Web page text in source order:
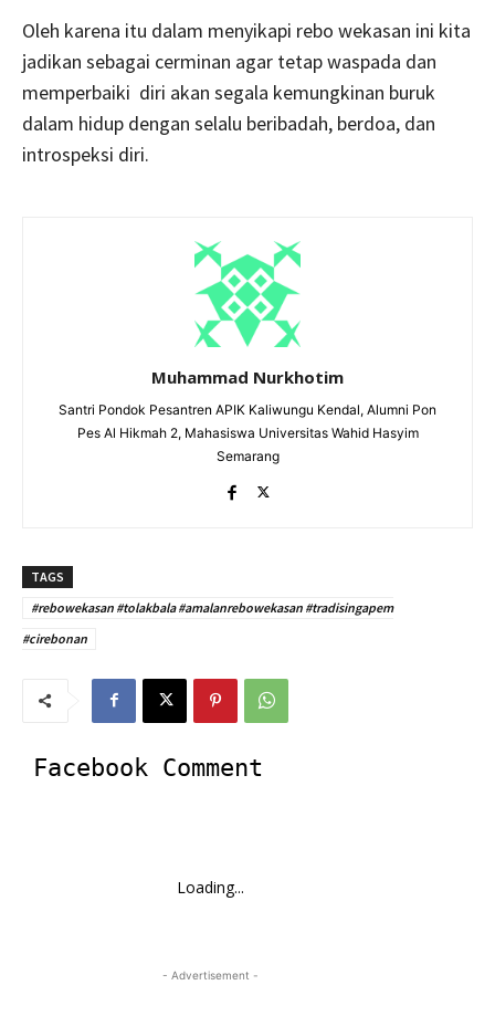
Oleh karena itu dalam menyikapi rebo wekasan ini kita
jadikan sebagai cerminan agar tetap waspada dan
memperbaiki diri akan segala kemungkinan buruk
dalam hidup dengan selalu beribadah, berdoa, dan
introspeksi diri.
Muhammad Nurkhotim
Santri Pondok Pesantren APIK Kaliwungu Kendal, Alumni Pon
Pes Al Hikmah 2, Mahasiswa Universitas Wahid Hasyim
Semarang
TAGS
#rebowekasan #tolakbala #amalanrebowekasan #tradisingapem
#cirebonan
Facebook Comment
Loading...
- Advertisement -